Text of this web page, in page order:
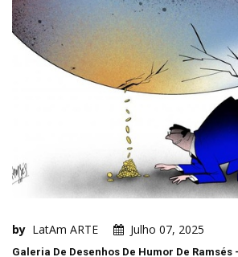
by LatAm ARTE Julho 07, 2025
Galeria De Desenhos De Humor De Ramsés